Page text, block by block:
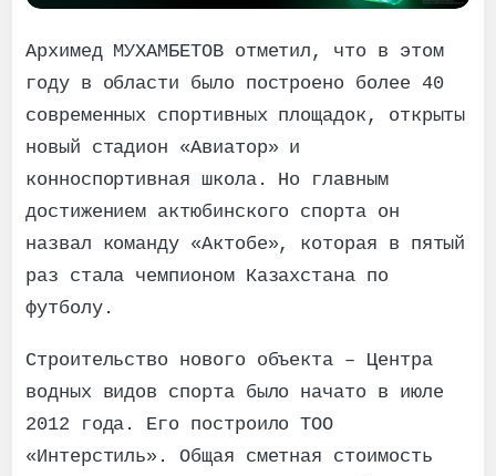
Архимед МУХАМБЕТОВ отметил, что в этом
году в области было построено более 40
современных спортивных площадок, открыты
новый стадион «Авиатор» и
конноспортивная школа. Но главным
достижением актюбинского спорта он
назвал команду «Актобе», которая в пятый
раз стала чемпионом Казахстана по
футболу.
Строительство нового объекта – Центра
водных видов спорта было начато в июле
2012 года. Его построило ТОО
«Интерстиль». Общая сметная стоимость